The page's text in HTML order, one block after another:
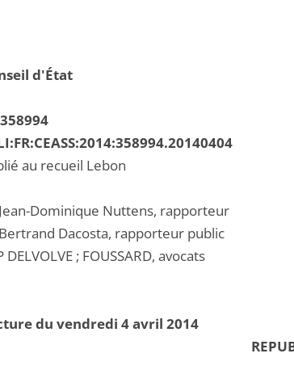
d'État
au recueil Lebon
Dominique Nuttens, rapporteur
Dacosta, rapporteur public
DELVOLVE ; FOUSSARD, avocats
du vendredi 4 avril 2014